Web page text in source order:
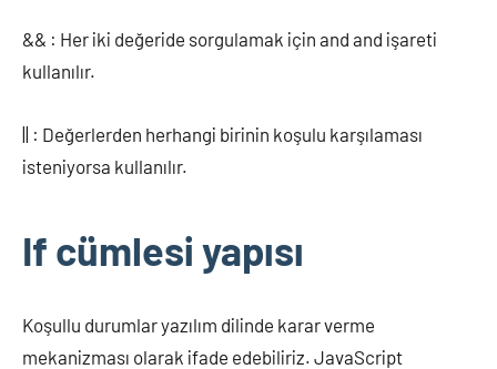
&& : Her iki değeride sorgulamak için and and işareti
kullanılır.
|| : Değerlerden herhangi birinin koşulu karşılaması
isteniyorsa kullanılır.
If cümlesi yapısı
Koşullu durumlar yazılım dilinde karar verme
mekanizması olarak ifade edebiliriz. JavaScript